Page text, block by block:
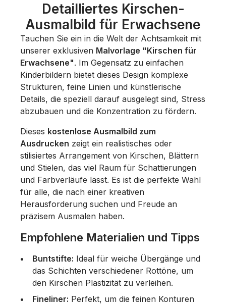
Detailliertes Kirschen-
Ausmalbild für Erwachsene
Tauchen Sie ein in die Welt der Achtsamkeit mit
unserer exklusiven Malvorlage "Kirschen für
Erwachsene". Im Gegensatz zu einfachen
Kinderbildern bietet dieses Design komplexe
Strukturen, feine Linien und künstlerische
Details, die speziell darauf ausgelegt sind, Stress
abzubauen und die Konzentration zu fördern.
Dieses kostenlose Ausmalbild zum
Ausdrucken zeigt ein realistisches oder
stilisiertes Arrangement von Kirschen, Blättern
und Stielen, das viel Raum für Schattierungen
und Farbverläufe lässt. Es ist die perfekte Wahl
für alle, die nach einer kreativen
Herausforderung suchen und Freude an
präzisem Ausmalen haben.
Empfohlene Materialien und Tipps
Buntstifte: Ideal für weiche Übergänge und
das Schichten verschiedener Rottöne, um
den Kirschen Plastizität zu verleihen.
Fineliner: Perfekt, um die feinen Konturen